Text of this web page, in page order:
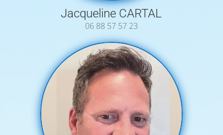
Jacqueline CARTAL
06 88 57 57 23